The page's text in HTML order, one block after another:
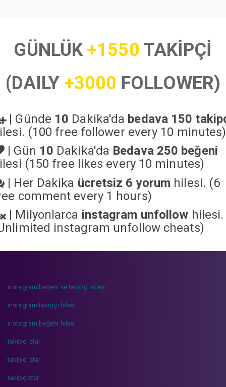
GÜNLÜK+1550 TAKİPÇİ
(DAILY +3000 FOLLOWER)
| Günde 10 Dakika'da bedava 150
(100 free follower every 10 minutes)
| Gün 10 Dakika'da Bedava 250 beğeni
(150 free likes every 10 minutes)
| Her Dakika ücretsiz 6 yorum hilesi. (6
comment every 1 hours)
| Milyonlarca instagram unfollow hilesi.
instagram unfollow cheats)
instagram beğeni ve takipçi sitesi
instagram takipçi hilesi
instagram beğeni hilesi
takipçi star
takipci star
takipçistar